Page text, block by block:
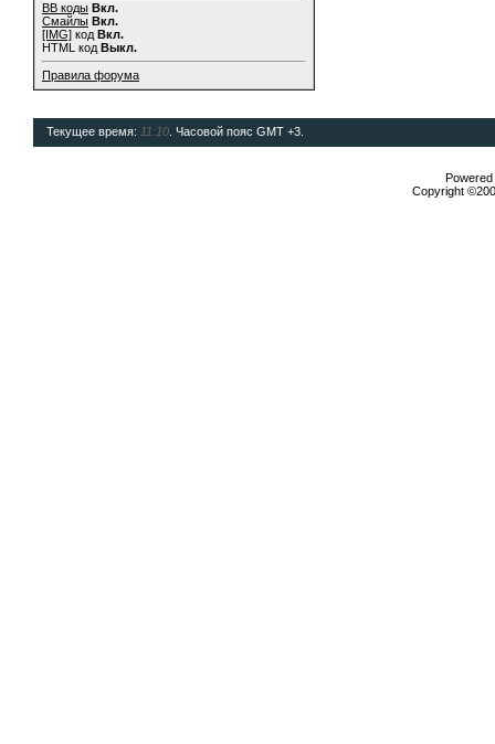
BB коды Вкл.
Смайлы Вкл.
[IMG] код Вкл.
HTML код Выкл.
Правила форума
Текущее время: 11:10 . Часовой пояс GMT +3.
Copyright